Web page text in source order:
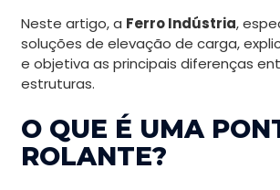
Neste artigo, a Ferro Indústria,
soluções de elevação de carga,
e objetiva as principais diferenças
estruturas.
O QUE É UMA
ROLANTE?